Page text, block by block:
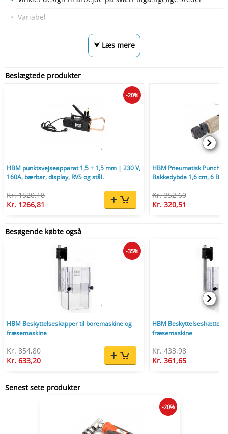
Variabel
⮟ Læs mere
Beslægtede produkter
HBM punktsvejseapparat 1,5 + 1,5 mm | 230 V,
160A, bærbar, display, RVS og stål.
Kr. 1520,18
Kr. 1266,81
-20%
HBM Pneumatisk
Bakkedybde 1,6 cm, 6
Kr. 352,60
Kr. 320,51
Besøgende købte også
HBM Beskyttelseskapper til boremaskine og
fræsemaskine
Kr. 854,80
Kr. 633,20
-35%
HBM Beskyttelseshætter
fræsemaskine
Kr. 433,98
Kr. 361,65
Senest sete produkter
-20%